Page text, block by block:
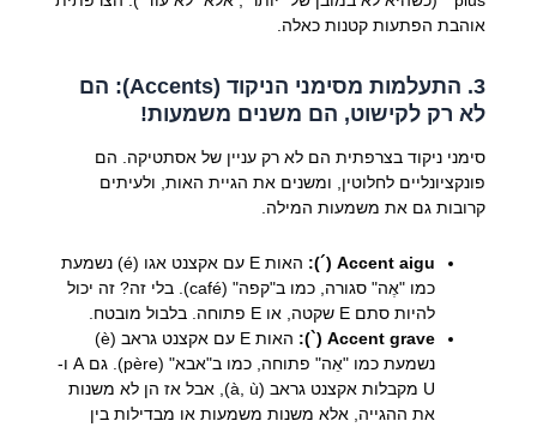
אוהבת הפתעות קטנות כאלה.
3. התעלמות מסימני הניקוד (Accents): הם
לא רק לקישוט, הם משנים משמעות!
סימני ניקוד בצרפתית הם לא רק עניין של אסתטיקה. הם
פונקציונליים לחלוטין, ומשנים את הגיית האות, ולעיתים
קרובות גם את משמעות המילה.
Accent aigu (´):
האות E עם אקצנט אגו (é) נשמעת
כמו "אֶה" סגורה, כמו ב"קפה" (café). בלי זה? זה יכול
להיות סתם E שקטה, או E פתוחה. בלבול מובטח.
Accent grave (`):
האות E עם אקצנט גראב (è)
נשמעת כמו "אֵה" פתוחה, כמו ב"אבא" (père). גם A ו-
U מקבלות אקצנט גראב (à, ù), אבל אז הן לא משנות
את ההגייה, אלא משנות משמעות או מבדילות בין